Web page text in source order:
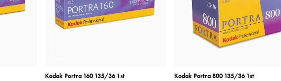
Kodak Portra 160 135/36 1st Kodak Portra 800 135/36 1st